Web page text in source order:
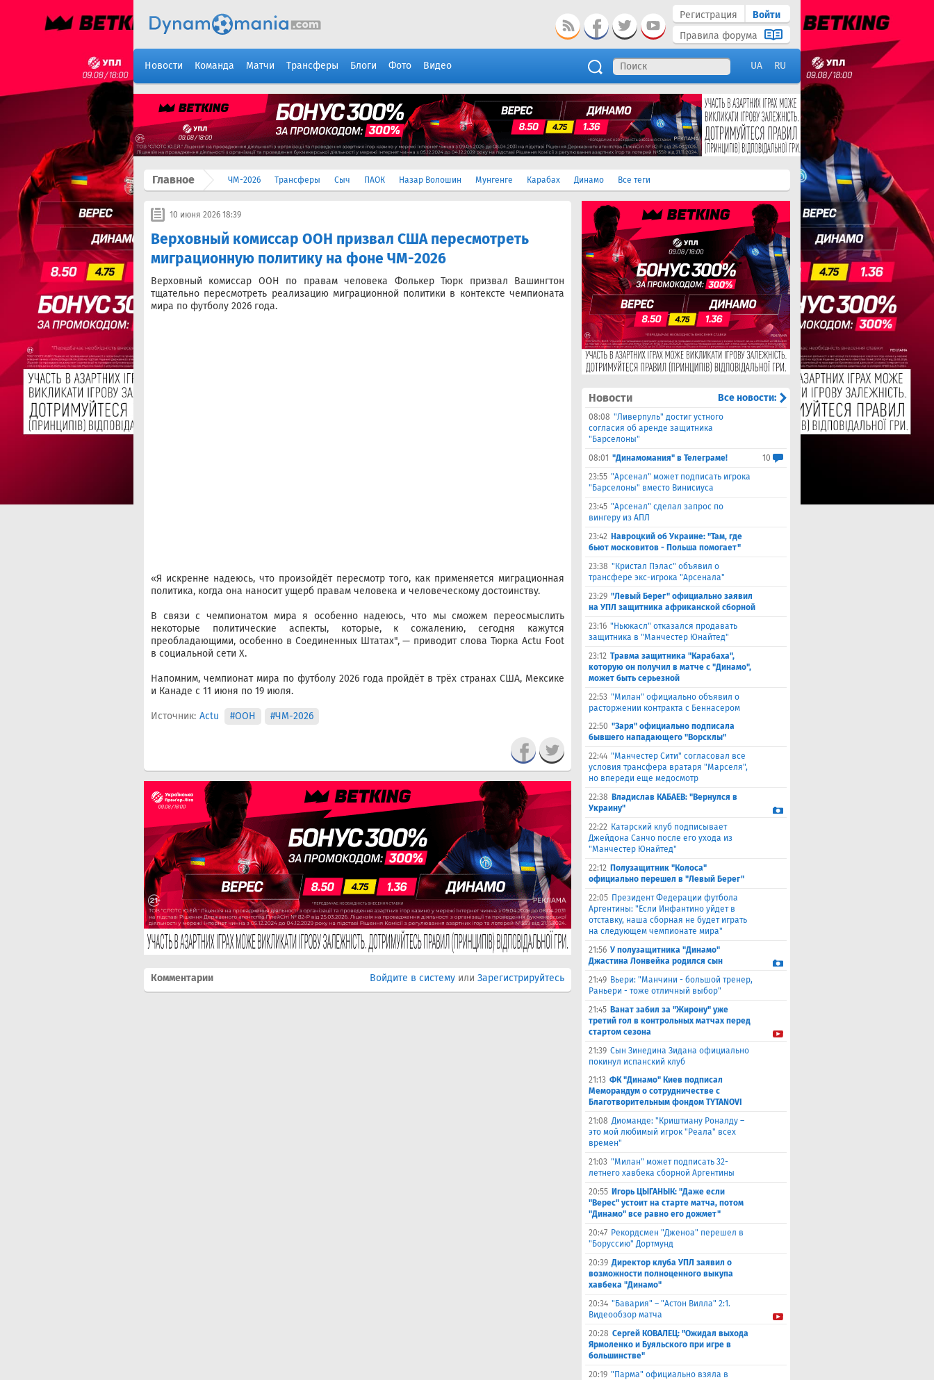
Регистрация
Войти
Правила форума
Новости Команда Матчи Трансферы Блоги Фото Видео UA RU
Главное ЧМ-2026 Трансферы Сыч ПАОК Назар Волошин Мунгенге Карабах Динамо Все теги
10 июня 2026 18:39
Верховный комиссар ООН призвал США пересмотреть
миграционную политику на фоне ЧМ-2026
Верховный комиссар ООН по правам человека Фолькер Тюрк призвал Вашингтон
тщательно пересмотреть реализацию миграционной политики в контексте чемпионата
мира по футболу 2026 года.
«Я искренне надеюсь, что произойдёт пересмотр того, как применяется миграционная
политика, когда она наносит ущерб правам человека и человеческому достоинству.
В связи с чемпионатом мира я особенно надеюсь, что мы сможем переосмыслить
некоторые политические аспекты, которые, к сожалению, сегодня кажутся
преобладающими, особенно в Соединенных Штатах", — приводит слова Тюрка Actu Foot
в социальной сети Х.
Напомним, чемпионат мира по футболу 2026 года пройдёт в трёх странах США, Мексике
и Канаде с 11 июня по 19 июля.
Источник: Actu #ООН #ЧМ-2026
Комментарии Войдите в систему или Зарегистрируйтесь
Новости Все новости:
08:08 "Ливерпуль" достиг устного
согласия об аренде защитника
"Барселоны"
08:01 "Динамомания" в Телеграме!
10
23:55 "Арсенал" может подписать игрока
"Барселоны" вместо Винисиуса
23:45 "Арсенал" сделал запрос по
вингеру из АПЛ
23:42 Навроцкий об Украине: "Там, где
бьют московитов - Польша помогает"
23:38 "Кристал Пэлас" объявил о
трансфере экс-игрока "Арсенала"
23:29 "Левый Берег" официально заявил
на УПЛ защитника африканской сборной
23:16 "Ньюкасл" отказался продавать
защитника в "Манчестер Юнайтед"
23:12 Травма защитника "Карабаха",
которую он получил в матче с "Динамо",
может быть серьезной
22:53 "Милан" официально объявил о
расторжении контракта с Беннасером
22:50 "Заря" официально подписала
бывшего нападающего "Ворсклы"
22:44 "Манчестер Сити" согласовал все
условия трансфера вратаря "Марселя",
но впереди еще медосмотр
22:38 Владислав КАБАЕВ: "Вернулся в
Украину"
22:22 Катарский клуб подписывает
Джейдона Санчо после его ухода из
"Манчестер Юнайтед"
22:12 Полузащитник "Колоса"
официально перешел в "Левый Берег"
22:05 Президент Федерации футбола
Аргентины: "Если Инфантино уйдет в
отставку, наша сборная не будет играть
на следующем чемпионате мира"
21:56 У полузащитника "Динамо"
Джастина Лонвейка родился сын
21:49 Вьери: "Манчини - большой тренер,
Раньери - тоже отличный выбор"
21:45 Ванат забил за "Жирону" уже
третий гол в контрольных матчах перед
стартом сезона
21:39 Сын Зинедина Зидана официально
покинул испанский клуб
21:13 ФК "Динамо" Киев подписал
Меморандум о сотрудничестве с
Благотворительным фондом TYTANOVI
21:08 Диоманде: "Криштиану Роналду –
это мой любимый игрок "Реала" всех
времен"
21:03 "Милан" может подписать 32-
летнего хавбека сборной Аргентины
20:55 Игорь ЦЫГАНЫК: "Даже если
"Верес" устоит на старте матча, потом
"Динамо" все равно его дожмет"
20:47 Рекордсмен "Дженоа" перешел в
"Боруссию" Дортмунд
20:39 Директор клуба УПЛ заявил о
возможности полноценного выкупа
хавбека "Динамо"
20:34 "Бавария" – "Астон Вилла" 2:1.
Видеообзор матча
20:28 Сергей КОВАЛЕЦ: "Ожидал выхода
Ярмоленко и Буяльского при игре в
большинстве"
20:19 "Парма" официально взяла в